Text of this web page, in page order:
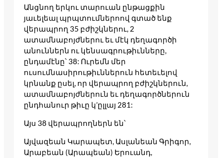
Անցնող երկու տարուան ընթացքին
յաւելեալ պրպտումներոով գտած ենք
վերապրող 35 բժիշկներու, 2
ատամնաբոյժներու եւ մէկ դեղագործի
անուններն ու կենսագրութիւնները,
ընդամէնը՝ 38: Ուրեմն մեր
ուսումնասիրութիւններուն հետեւելով
կրնանք ըսել, որ վերապրող բժիշկներուն,
ատամնաբոյժներուն եւ դեղագործներուն
ընդհանուր թիւը կ’ըլլայ 281:
Այս 38 վերապրողներն են՝
Այվազեան Կարապետ, Ասլանեան Գրիգոր,
Արաբեան (Արապեան) Երուանդ,